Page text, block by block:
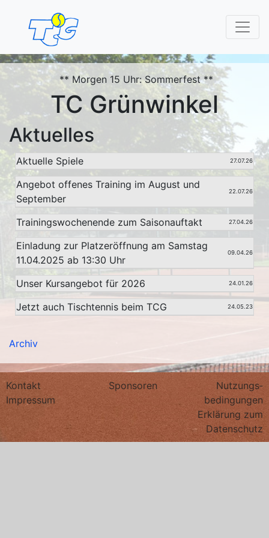
Kontakt
Impressum
Sponsoren
Nutzungs­
bedingungen
Erklärung zum
Datenschutz